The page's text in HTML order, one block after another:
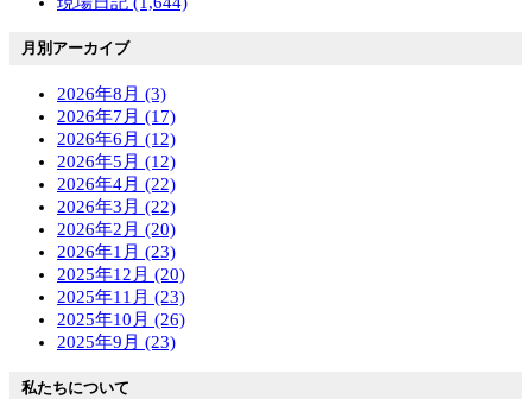
月別アーカイブ
2026年8月 (3)
2026年7月 (17)
2026年6月 (12)
2026年5月 (12)
2026年4月 (22)
2026年3月 (22)
2026年2月 (20)
2026年1月 (23)
2025年12月 (20)
2025年11月 (23)
2025年10月 (26)
2025年9月 (23)
私たちについて